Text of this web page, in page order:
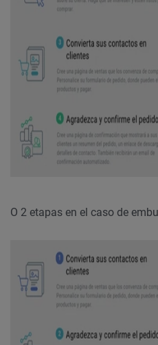
O 2 etapas en el caso de